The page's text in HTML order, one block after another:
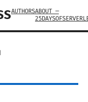
AUTHORSABOUT —